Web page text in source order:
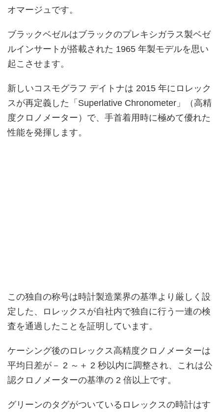
オマージュです。
ブラックベゼルはブラックのプレキシガラス製ベゼ
ルインサートが搭載された 1965 年製モデルを思い
起こさせます。
新しいコスモグラフ デイトナは 2015 年にロレック
スが再定義した「Superlative Chronometer」（高精
度クロノメーター）で、手首着用時に極めて優れた
性能を発揮します。
この独自の称号は時計製造業界の基準より厳しく設
定した、ロレックスが自社内で独自に行う一連の検
査を通過したことを証明しています。
ケーシング後のロレックス高精度クロノメーターは
平均日差が－ 2 ～＋ 2 秒以内に調整され、これは公
認クロノメーターの基準の 2 倍以上です。
グリーンのタグがついているロレックスの時計はす